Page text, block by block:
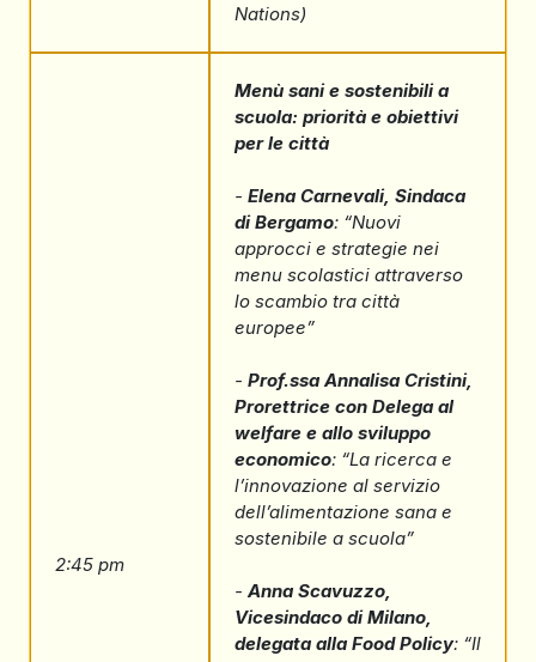
Nations)
2:45 pm
Menù sani e sostenibili a
scuola: priorità e obiettivi
per le città
- Elena Carnevali, Sindaca
di Bergamo: “Nuovi
approcci e strategie nei
menu scolastici attraverso
lo scambio tra città
europee”
- Prof.ssa Annalisa Cristini,
Prorettrice con Delega al
welfare e allo sviluppo
economico: “La ricerca e
l’innovazione al servizio
dell’alimentazione sana e
sostenibile a scuola”
-Anna Scavuzzo,
Vicesindaco di Milano,
delegata alla Food Policy: “Il